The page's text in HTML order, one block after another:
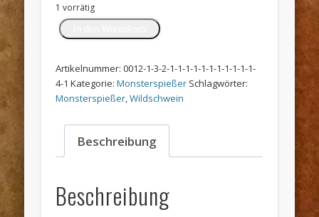
1 vorrätig
Monsterspießer
Wildschwein
Menge
Artikelnummer:0012-1-3-2-1-1-1-1-1-1-1-1-1-1-1-
4-1 Kategorie:Monsterspießer Schlagwörter:
Monsterspießer,Wildschwein
Beschreibung
Beschreibung